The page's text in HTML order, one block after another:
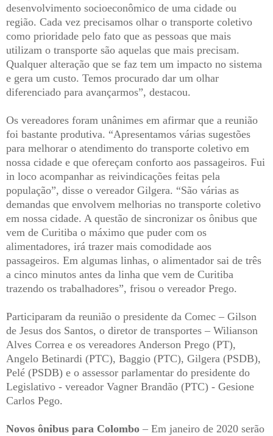
desenvolvimento socioeconômico de uma cidade ou
região. Cada vez precisamos olhar o transporte coletivo
como prioridade pelo fato que as pessoas que mais
utilizam o transporte são aquelas que mais precisam.
Qualquer alteração que se faz tem um impacto no sistema
e gera um custo. Temos procurado dar um olhar
diferenciado para avançarmos”, destacou.
Os vereadores foram unânimes em afirmar que a reunião
foi bastante produtiva. “Apresentamos várias sugestões
para melhorar o atendimento do transporte coletivo em
nossa cidade e que ofereçam conforto aos passageiros. Fui
in loco acompanhar as reivindicações feitas pela
população”, disse o vereador Gilgera. “São várias as
demandas que envolvem melhorias no transporte coletivo
em nossa cidade. A questão de sincronizar os ônibus que
vem de Curitiba o máximo que puder com os
alimentadores, irá trazer mais comodidade aos
passageiros. Em algumas linhas, o alimentador sai de três
a cinco minutos antes da linha que vem de Curitiba
trazendo os trabalhadores”, frisou o vereador Prego.
Participaram da reunião o presidente da Comec – Gilson
de Jesus dos Santos, o diretor de transportes – Wilianson
Alves Correa e os vereadores Anderson Prego (PT),
Angelo Betinardi (PTC), Baggio (PTC), Gilgera (PSDB),
Pelé (PSDB) e o assessor parlamentar do presidente do
Legislativo - vereador Vagner Brandão (PTC) - Gesione
Carlos Pego.
Novos ônibus para Colombo – Em janeiro de 2020 serão